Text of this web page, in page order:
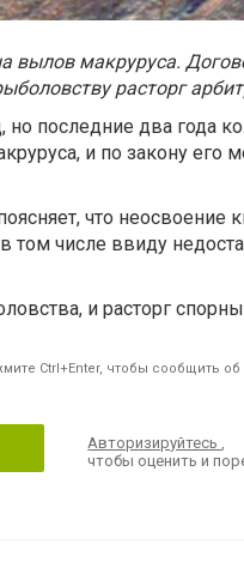
вылов макруруса.
расторг
но последние два года
и по закону его
что неосвоение
числе ввиду
и расторг
Ctrl+Enter, чтобы сообщить об
Авторизируйтесь
чтобы оценить и